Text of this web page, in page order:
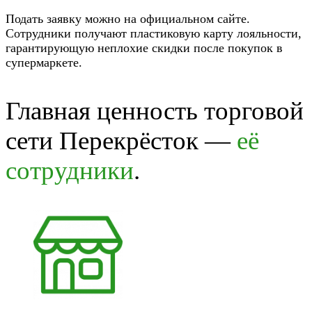
Подать заявку можно на официальном сайте.
Сотрудники получают пластиковую карту лояльности,
гарантирующую неплохие скидки после покупок в
супермаркете.
Главная ценность торговой
сети Перекрёсток — её
сотрудники.